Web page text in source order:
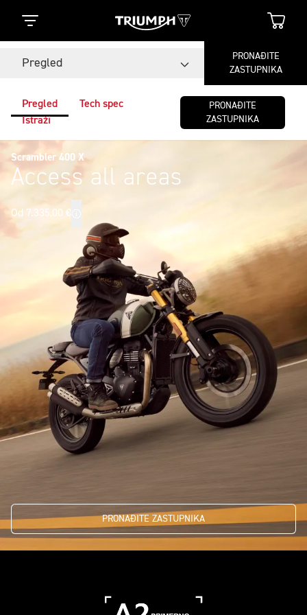
Pregled
PRONAĐITE
ZASTUPNIKA
Pregled
Tech spec
Istraži
PRONAĐITE
ZASTUPNIKA
Scrambler 400 X
Access all areas
Od 7.335,00 €
PRONAĐITE ZASTUPNIKA